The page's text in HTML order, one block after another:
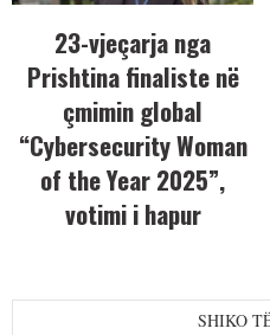
23-vjeçarja nga
Prishtina finaliste në
çmimin global
“Cybersecurity Woman
of the Year 2025”,
votimi i hapur
SHIKO